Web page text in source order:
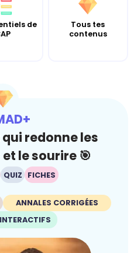
de
Tous tes
contenus
redonne les
le sourire 🎯
QUIZ FICHES
ANNALES CORRIGÉES